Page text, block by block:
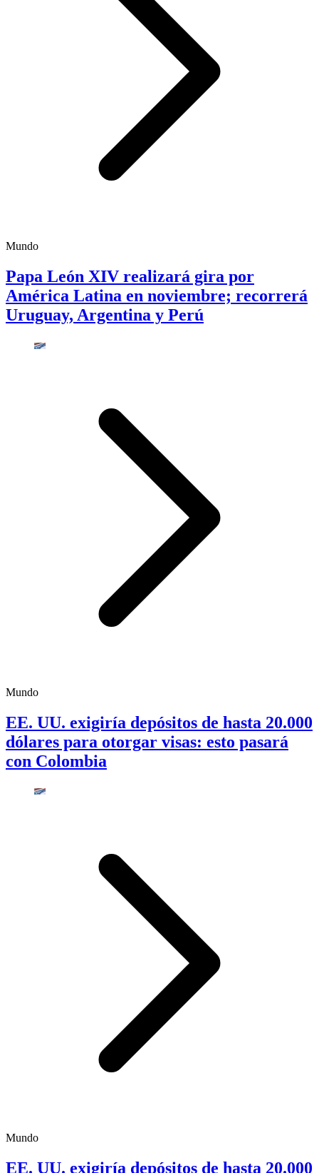
Mundo
Papa León XIV realizará gira por
América Latina en noviembre; recorrerá
Uruguay, Argentina y Perú
Mundo
EE. UU. exigiría depósitos de hasta 20.000
dólares para otorgar visas: esto pasará
con Colombia
Mundo
EE. UU. exigiría depósitos de hasta 20.000